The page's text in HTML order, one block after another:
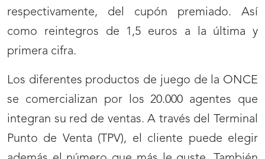
respectivamente, del cupón premiado. Así
como reintegros de 1,5 euros a la última y
primera cifra.
Los diferentes productos de juego de la ONCE
se comercializan por los 20.000 agentes que
integran su red de ventas. A través del Terminal
Punto de Venta (TPV), el cliente puede elegir